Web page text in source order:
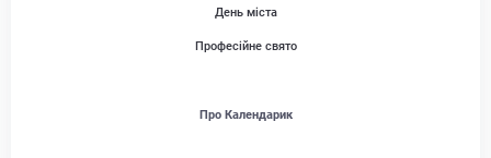
День міста
Професійне свято
Про Календарик